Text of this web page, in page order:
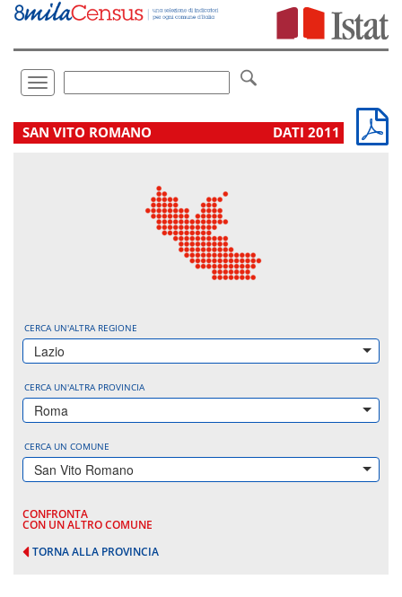
Vai
direttamente
Toggle
navigation
.
SAN VITO ROMANO DATI 2011
CERCA UN'ALTRA REGIONE
Lazio
CERCA UN'ALTRA PROVINCIA
Roma
CERCA UN COMUNE
San Vito Romano
CONFRONTA
CON UN ALTRO COMUNE
TORNA ALLA PROVINCIA